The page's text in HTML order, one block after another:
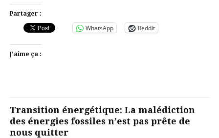
Partager :
WhatsApp Reddit
J’aime ça :
Transition énergétique: La malédiction
des énergies fossiles n’est pas prête de
nous quitter